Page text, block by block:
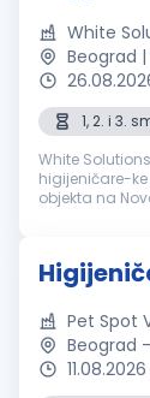
White
Beograd
1, 2. i 3.
White
higijeničare-
objekta na Novom
Pet Spot
Beograd -
11.08.2026